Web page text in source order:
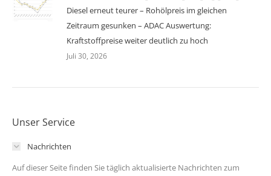
Diesel erneut teurer – Rohölpreis im gleichen
Zeitraum gesunken – ADAC Auswertung:
Kraftstoffpreise weiter deutlich zu hoch
Juli 30, 2026
Unser Service
Nachrichten
Auf dieser Seite finden Sie täglich aktualisierte Nachrichten zum